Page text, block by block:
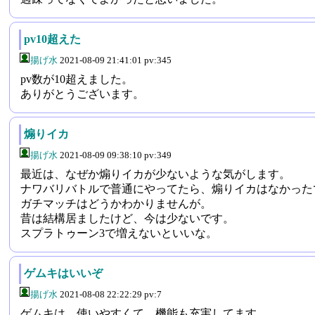
pv10超えた
揚げ水 2021-08-09 21:41:01 pv:345
pv数が10超えました。
ありがとうございます。
煽りイカ
揚げ水 2021-08-09 09:38:10 pv:349
最近は、なぜか煽りイカが少ないような気がします。
ナワバリバトルで普通にやってたら、煽りイカはなかっ
ガチマッチはどうかわかりませんが。
昔は結構居ましたけど、今は少ないです。
スプラトゥーン3で増えないといいな。
ゲムキはいいぞ
揚げ水 2021-08-08 22:22:29 pv:7